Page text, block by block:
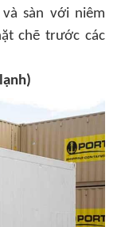
sàn với niêm
chẽ trước các